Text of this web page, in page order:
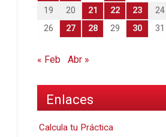
19
20 21 22 23 24
26
27 28 29 30 31
« Feb Abr »
Enlaces
Calcula tu Práctica